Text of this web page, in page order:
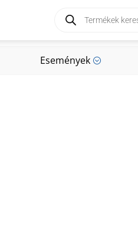
search
Események ;
Események